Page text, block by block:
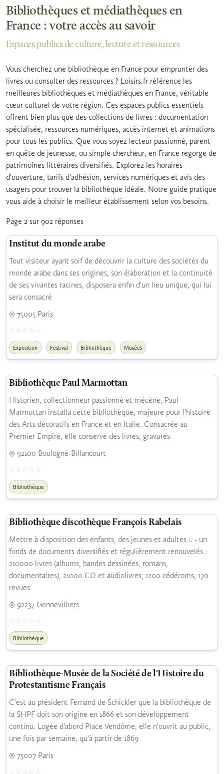
Bibliothèques et médiathèques en
France : votre accès au savoir
Espaces publics de culture, lecture et ressources
Vous cherchez une bibliothèque en France pour emprunter des
livres ou consulter des ressources ? Loisirs.fr référence les
meilleures bibliothèques et médiathèques en France, véritable
cœur culturel de votre région. Ces espaces publics essentiels
offrent bien plus que des collections de livres : documentation
spécialisée, ressources numériques, accès internet et animations
pour tous les publics. Que vous soyez lecteur passionné, parent
en quête de jeunesse, ou simple chercheur, en France regorge de
patrimoines littéraires diversifiés. Explorez les horaires
d'ouverture, tarifs d'adhésion, services numériques et avis des
usagers pour trouver la bibliothèque idéale. Notre guide pratique
vous aide à choisir le meilleur établissement selon vos besoins.
Page 2 sur 902 réponses
Institut du monde arabe
Tout visiteur ayant soif de découvrir la culture des sociétés du
monde arabe dans ses origines, son élaboration et la continuité
de ses vivantes racines, disposera enfin d'un lieu unique, qui lui
sera consacré
75005 Paris
Exposition Festival Bibliothèque Musées
Bibliothèque Paul Marmottan
Historien, collectionneur passionné et mécène, Paul
Marmottan installa cette bibliothèque, majeure pour l'histoire
des Arts décoratifs en France et en Italie. Consacrée au
Premier Empire, elle conserve des livres, gravures
92100 Boulogne-Billancourt
Bibliothèque
Bibliothèque discothèque François Rabelais
Mettre à disposition des enfants, des jeunes et adultes :. - un
fonds de documents diversifiés et régulièrement renouvelés :
210000 livres (albums, bandes dessinées, romans,
documentaires), 21000 CD et audiolivres, 1200 cédéroms, 170
revues
92237 Gennevilliers
Bibliothèque
Bibliothèque-Musée de la Société de l'Histoire du
Protestantisme Français
C'est au président Fernand de Schickler que la bibliothèque de
la SHPF doit son origine en 1866 et son développement
continu. Logée d'abord Place Vendôme, elle n'ouvrit au public,
une fois par semaine, qu'à partir de 1869
75007 Paris